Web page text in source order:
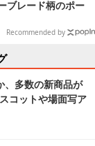
ブレード柄のポー
ザイン
Recommended by
、多数の新商品が
コットや場面写ア